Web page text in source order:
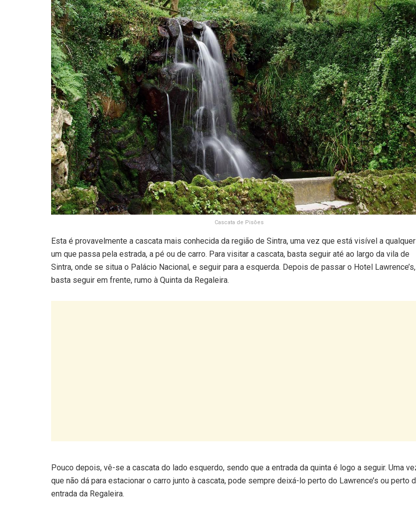
Cascata de Pisões
Esta é provavelmente a cascata mais conhecida da região de Sintra, uma vez que está visível a qualquer
um que passa pela estrada, a pé ou de carro. Para visitar a cascata, basta seguir até ao largo da vila de
Sintra, onde se situa o Palácio Nacional, e seguir para a esquerda. Depois de passar o Hotel Lawrence’s,
basta seguir em frente, rumo à Quinta da Regaleira.
entrada da Regaleira.